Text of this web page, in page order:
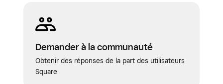
Demander à la communauté
Obtenir des réponses de la part des utilisateurs
Square